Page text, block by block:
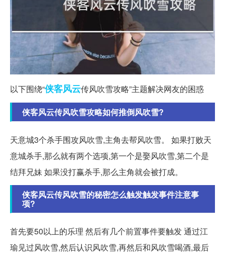
以下围绕“侠客风云传风吹雪攻略”主题解决网友的困惑
侠客风云传风吹雪攻略如何推倒风吹雪?
天意城3个杀手围攻风吹雪,主角去帮风吹雪。 如果打败天
意城杀手,那么就有两个选项,第一个是娶风吹雪,第二个是
结拜兄妹 如果没打赢杀手,那么主角就会被打成。
侠客风云传风吹雪的秘密怎么触发触发事件注意事
项?
首先要50以上的乐理 然后有几个前置事件要触发 通过江
瑜见过风吹雪,然后认识风吹雪,再然后和风吹雪喝酒,最后